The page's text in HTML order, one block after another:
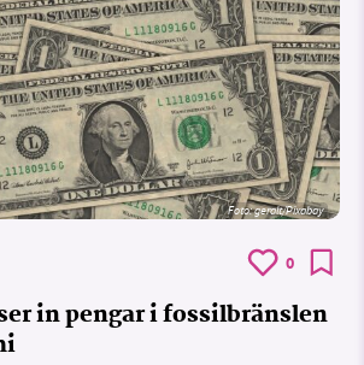
Foto:geralt/Pixabay
0
in pengar i fossilbränslen